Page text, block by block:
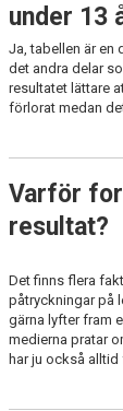
under 13
Ja, tabellen är en
det andra delar
resultatet lättare
förlorat medan
Varför
resultat?
Det finns flera
påtryckningar på
gärna lyfter fram
medierna pratar
har ju också alltid